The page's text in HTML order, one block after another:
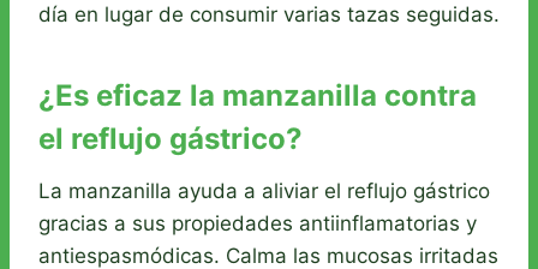
día en lugar de consumir varias tazas seguidas.
¿Es eficaz la manzanilla contra
el reflujo gástrico?
La manzanilla ayuda a aliviar el reflujo gástrico
gracias a sus propiedades antiinflamatorias y
antiespasmódicas. Calma las mucosas irritadas